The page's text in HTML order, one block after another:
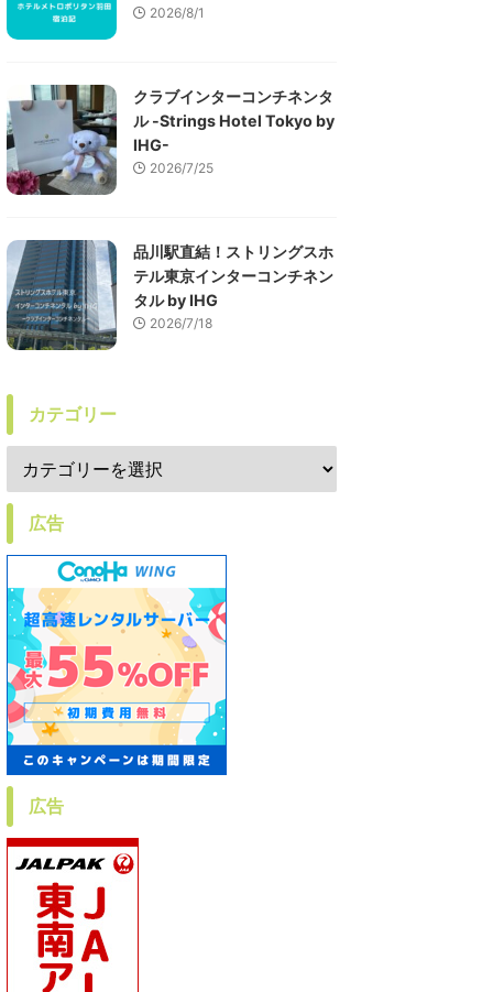
2026/8/1
クラブインターコンチネンタ
ル -Strings Hotel Tokyo by
IHG-
2026/7/25
品川駅直結！ストリングスホ
テル東京インターコンチネン
タル by IHG
2026/7/18
カテゴリー
広告
広告